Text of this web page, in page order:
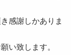
感謝しかありま
い致します。